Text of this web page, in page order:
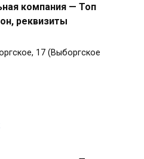
компания — Топ
реквизиты
17 (Выборгское